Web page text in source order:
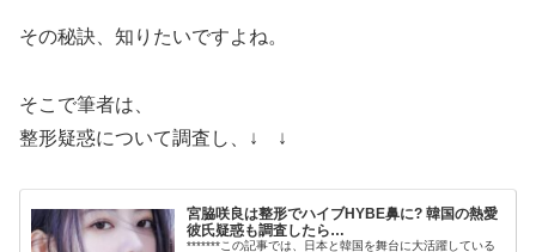
その秘訣、知りたいですよね。
そこで筆者は、
整形疑惑について調査し、↓ ↓
宮脇咲良は整形でハイブHYBE鼻に? 韓国の熱愛
彼氏疑惑も調査したら…
*******この記事では、日本と韓国を舞台に大活躍している